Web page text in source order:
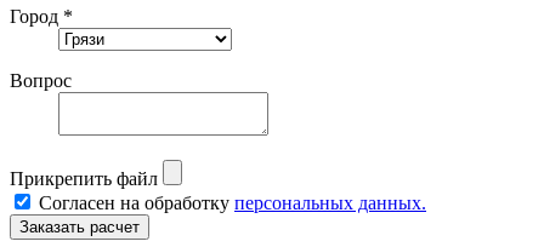
Город *
Вопрос
Прикрепить файл
Согласен на обработку персональных данных.